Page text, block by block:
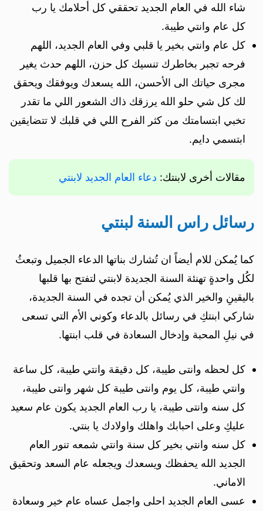
شاء الله في العام الجديد تحققي كل أحلامك يا رب
كل عام وانتي طيبة.
كل عام وانتي بخير يا قلبي وفي العام الجديد، اللهم
فرحه تجبر بخاطرك تنسيك كل حزن، اللهم حدث يغير
مجرى حياتك الى الأحسن، الله يسعدك ويوفقك ويحقق
لك كل شي حلو الله يرزقك ذاك الشعور اللي ما تقدر
تخبي ابتسامتك من كثر الفرح اللي في قلبك لا تتضايقين
ابتسمي دايم.
مقالات أخرى لابنتك: دعاء العام الجديد لابنتي
رسائل راس السنة لبنتي
كما يُمكن للام أيضاً ان تُشارك بناتها الدعاء الجميل وتبعثُ
لكُل واحدةٍ تهنئة السنة الجديدة لابنتي لتفتح بها قلبها
باليقينِ والخير الذي يُمكن أن تجده في السنة الجديدة،
شاركي ابنتكِ في رسائل بالدعاء وكوني الأم التي تسعى
في نيلِ المحبة وإدخال السعادة في قلب ابنتها.
كل لحظه وانتى طيبة، كل دقيقة وانتي طيبة، كل ساعة
وانتي طيبة، كل يوم وانتى طيبة كل شهر وانتى طيبة،
كل سنه وانتى طيبة، يا رب العام الجديد يكون عام سعيد
عليكِ وعلى احبابك واهلك واولادك يا بنتي.
كل سنه وانتي بخير كل سنة وانتي شمعه تنور العام
الجديد الله يحفظك ويسعدك ويجعله عام السعد وتحقيق
الاماني.
عسى العام الجديد احلى واجمل عساه عام خير وسعادة